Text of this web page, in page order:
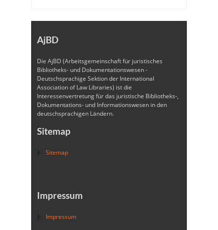
AjBD
Die AjBD (Arbeitsgemeinschaft für juristisches
Bibliotheks- und Dokumentationswesen -
Deutschsprachige Sektion der International
Association of Law Libraries) ist die
Interessenvertretung für das juristische Bibliotheks-,
Dokumentations- und Informationswesen in den
deutschsprachigen Ländern.
Sitemap
Sitemap
Impressum
Impressum